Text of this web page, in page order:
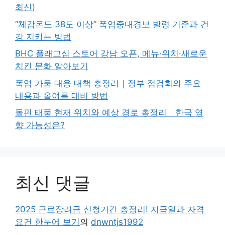
최신)
“체감온도 38도 이상” 폭염중대경보 발령 기준과 건
강 지키는 방법
BHC 플래그십 스토어 강남 오픈, 메뉴·위치·새로운
치킨 문화 알아보기
폭염 가뭄 대응 대책 총정리｜정부 점검회의 주요
내용과 올여름 대비 방법
돌핀 태풍 현재 위치와 예상 경로 총정리｜한국 영
향 가능성은?
최신 댓글
2025 근로장려금 신청기간 총정리! 지급일과 자격
요건 한눈에 보기 의 dnwntjs1992